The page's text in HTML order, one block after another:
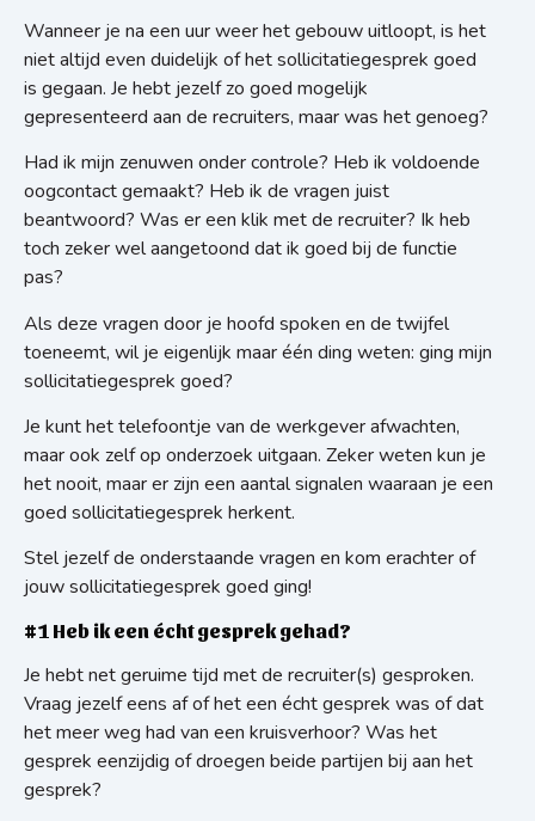
Wanneer je na een uur weer het gebouw uitloopt, is het
niet altijd even duidelijk of het sollicitatiegesprek goed
is gegaan. Je hebt jezelf zo goed mogelijk
gepresenteerd aan de recruiters, maar was het genoeg?
Had ik mijn zenuwen onder controle? Heb ik voldoende
oogcontact gemaakt? Heb ik de vragen juist
beantwoord? Was er een klik met de recruiter? Ik heb
toch zeker wel aangetoond dat ik goed bij de functie
pas?
Als deze vragen door je hoofd spoken en de twijfel
toeneemt, wil je eigenlijk maar één ding weten: ging mijn
sollicitatiegesprek goed?
Je kunt het telefoontje van de werkgever afwachten,
maar ook zelf op onderzoek uitgaan. Zeker weten kun je
het nooit, maar er zijn een aantal signalen waaraan je een
goed sollicitatiegesprek herkent.
Stel jezelf de onderstaande vragen en kom erachter of
jouw sollicitatiegesprek goed ging!
#1 Heb ik een écht gesprek gehad?
Je hebt net geruime tijd met de recruiter(s) gesproken.
Vraag jezelf eens af of het een écht gesprek was of dat
het meer weg had van een kruisverhoor? Was het
gesprek eenzijdig of droegen beide partijen bij aan het
gesprek?